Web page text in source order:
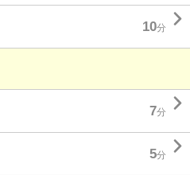
10分 
7分 
5分 